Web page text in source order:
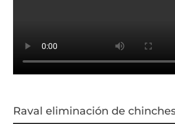
Raval eliminación de